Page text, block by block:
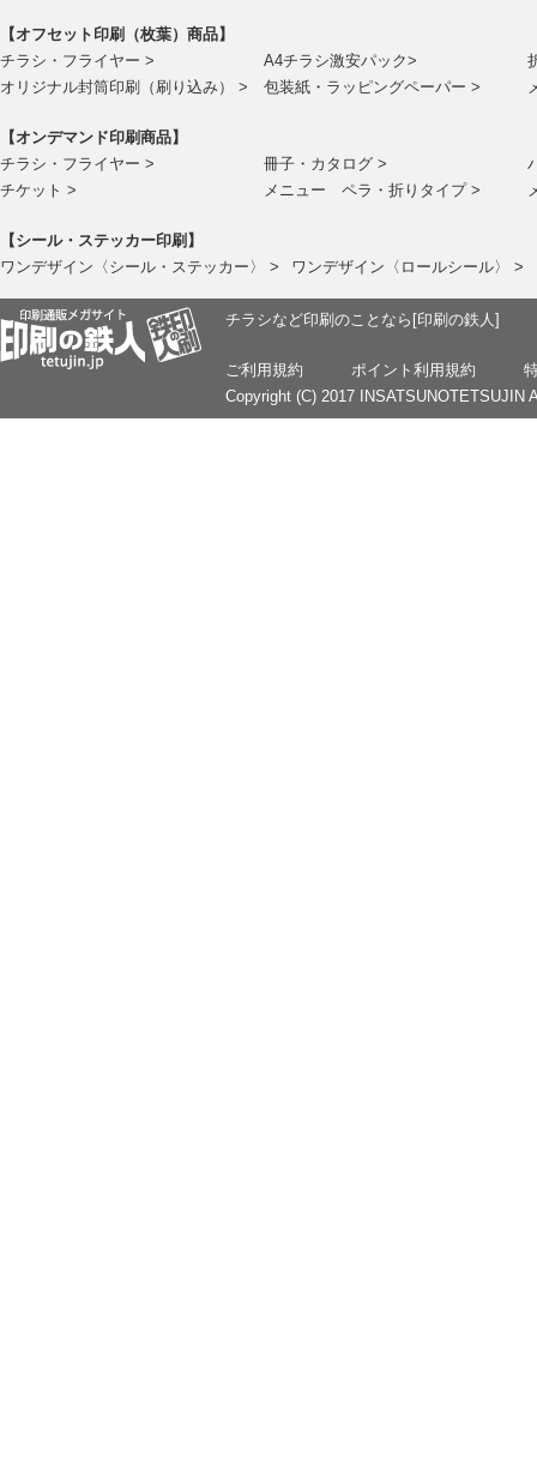
【オフセット印刷（枚葉）商品】
チラシ・フライヤー >
A4チラシ激安パック>
オリジナル封筒印刷（刷り込み） >
包装紙・ラッピングペーパー >
【オンデマンド印刷商品】
チラシ・フライヤー >
冊子・カタログ >
チケット >
メニュー ペラ・折りタイプ >
【シール・ステッカー印刷】
ワンデザイン〈シール・ステッカー〉 >
ワンデザイン〈ロールシール〉 >
チラシなど印刷のことなら[印刷の鉄人]
ご利用規約 ポイント利用規約
Copyright (C) 2017 INSATSUNOTETSUJIN